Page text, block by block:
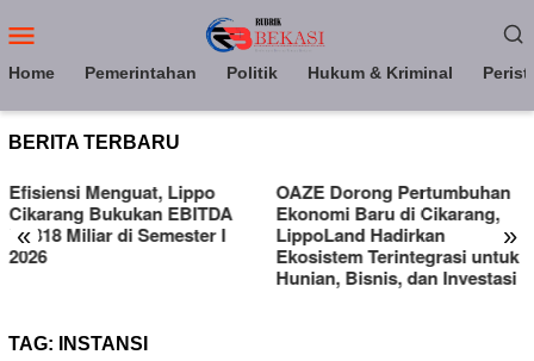
ke
Mobile
Home Pemerintahan Politik Hukum & Kriminal
BERITA TERBARU
« »
Efisiensi Menguat, Lippo
Cikarang Bukukan EBITDA
Rp318 Miliar di Semester I
2026
OAZE Dorong Pertumbuhan
Ekonomi Baru di Cikarang,
LippoLand Hadirkan
Ekosistem Terintegrasi untuk
Hunian, Bisnis, dan Investasi
TAG:
INSTANSI